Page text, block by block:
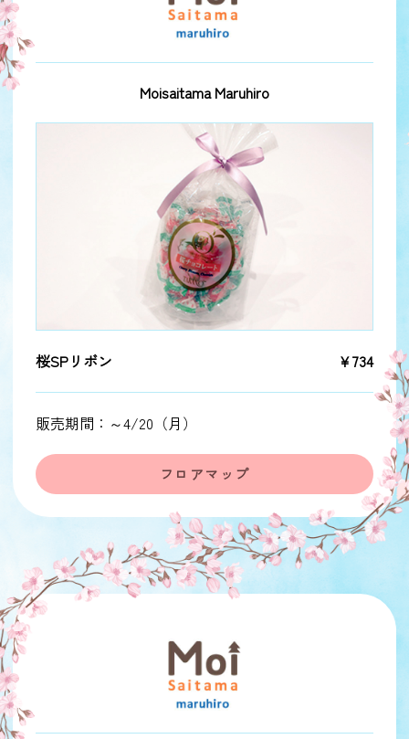
Moisaitama Maruhiro
桜SPリボン ￥734
販売期間：～4/20（月）
フロアマップ